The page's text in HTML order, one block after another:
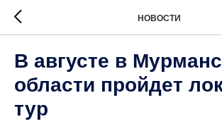
НОВОСТИ
В августе в
области пройдет
тур